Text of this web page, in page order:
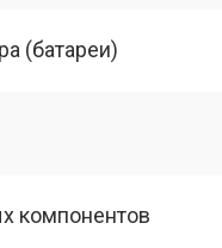
(батареи)
компонентов